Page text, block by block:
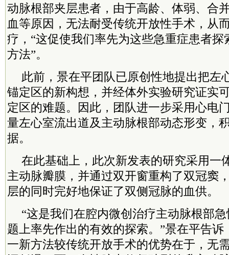
动脉根部夹层患者，由于高龄、体弱、合
血等原因，无法耐受传统开放性手术，从
疗，“这促使我们率先为这些急重症患者
方法”。
此前，景在平团队已原创性地提出把左
锚定区的新构想，并经体外实验研究证实
定区的难题。因此，团队进一步采用心电
量左心室流出道及主动脉根部动态形变，
据。
在此基础上，此次新发表的研究采用一
主动脉瓣膜，并通过双开窗重构了双冠窦
层的同时完好地保证了双侧冠脉的血供。
“这是我们在腔内微创治疗主动脉根部
题上率先作出的有效的探索。”景在平告
一新方法较传统开放手术的优势在于，无